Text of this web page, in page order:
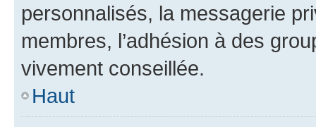
personnalisés, la messagerie
membres, l’adhésion à des
vivement conseillée.
Haut